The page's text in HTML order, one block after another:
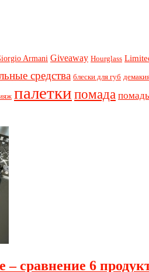
Armani Giveaway Hourglass
средства блески для губ
палеткипомада
сравнение 6